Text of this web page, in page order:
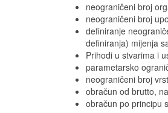
neograničeni broj
neograničeni broj
definiranje
definiranja) mijenja
Prihodi u stvarima i
parametarsko
neograničeni broj
obračun od brutto,
obračun po principu